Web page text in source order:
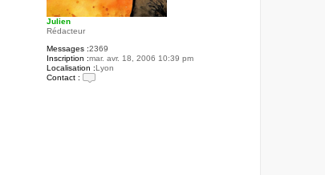
Julien
Rédacteur
Messages :2369
Inscription :mar. avr. 18, 2006 10:39 pm
Localisation :Lyon
Contact :